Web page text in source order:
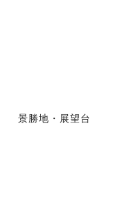
景勝地・展望台